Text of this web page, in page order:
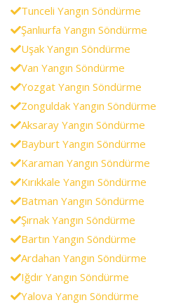
Tunceli Yangın Söndürme
Şanlıurfa Yangın Söndürme
Uşak Yangın Söndürme
Van Yangın Söndürme
Yozgat Yangın Söndürme
Zonguldak Yangın Söndürme
Aksaray Yangın Söndürme
Bayburt Yangın Söndürme
Karaman Yangın Söndürme
Kırıkkale Yangın Söndürme
Batman Yangın Söndürme
Şırnak Yangın Söndürme
Bartın Yangın Söndürme
Ardahan Yangın Söndürme
Iğdır Yangın Söndürme
Yalova Yangın Söndürme